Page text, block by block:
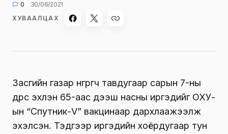
0
30/06/2021
ХУВААЛЦАХ
Засгийн газар өнгөрөгч тавдугаар сарын 7-ны
өдрөөс эхлэн 65-аас дээш насны иргэдийг ОХУ-
ын “Спутник-V” вакцинаар дархлаажээлж
эхэлсэн. Тэдгээр иргэдийн хоёрдугаар тун